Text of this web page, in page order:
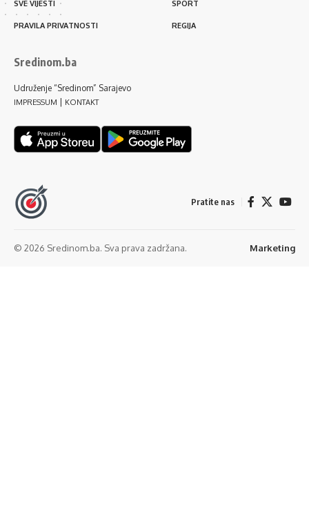
SVE VIJESTI
PRAVILA PRIVATNOSTI
SPORT
REGIJA
Sredinom.ba
Udruženje “Sredinom” Sarajevo
IMPRESSUM KONTAKT
Pratite nas
© 2026 Sredinom.ba. Sva prava zadržana. Marketing